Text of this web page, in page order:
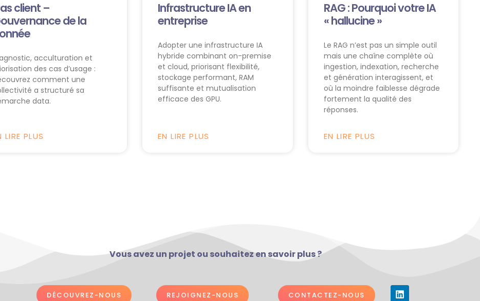
client –
de la
acculturation et
des cas d’usage :
comment une
a structuré sa
data.
LIRE PLUS
Infrastructure IA en
entreprise
Adopter une infrastructure IA
hybride combinant on-premise
et cloud, priorisant flexibilité,
stockage performant, RAM
suffisante et mutualisation
efficace des GPU.
EN LIRE PLUS
RAG : Pourquoi votre IA
« hallucine »
Le RAG n’est pas un simple outil
mais une chaîne complète où
ingestion, indexation, recherche
et génération interagissent, et
où la moindre faiblesse dégrade
fortement la qualité des
réponses.
EN LIRE PLUS
Vous avez un projet ou souhaitez en savoir plus ?
DÉCOUVREZ-NOUS REJOIGNEZ-NOUS CONTACTEZ-NOUS L
i
Y
o